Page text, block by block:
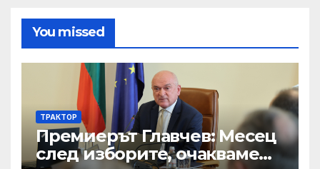
You missed
ТРАКТОР
Премиерът Главчев: Месец
след изборите, очакваме